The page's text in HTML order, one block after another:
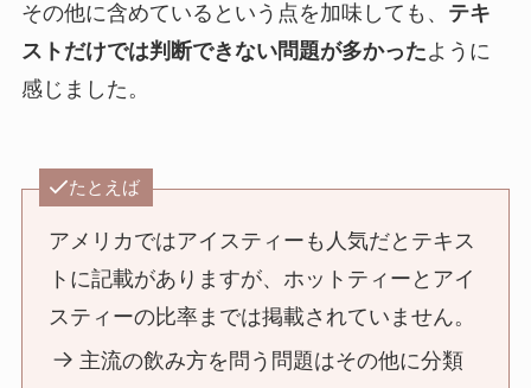
その他に含めているという点を加味しても、 テキ
ストだけでは判断できない問題が多かったように
感じました。
たとえば
アメリカではアイスティーも人気だとテキス
トに記載がありますが、ホットティーとアイ
スティーの比率までは掲載されていません。
主流の飲み方を問う問題はその他に分類